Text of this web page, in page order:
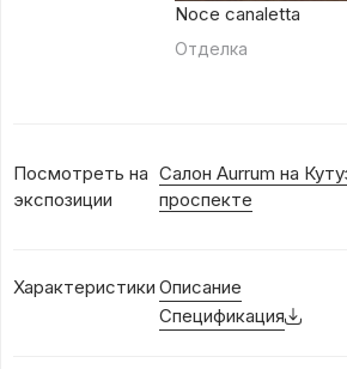
Noce canaletta
Отделка
Посмотреть на
экспозиции
Салон Aurrum на
проспекте
Характеристики Описание
Спецификация